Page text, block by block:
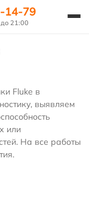
14-79
21:00
Fluke в
выявляем
или
На все работы